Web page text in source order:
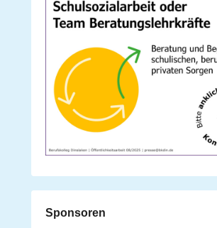
Sponsoren